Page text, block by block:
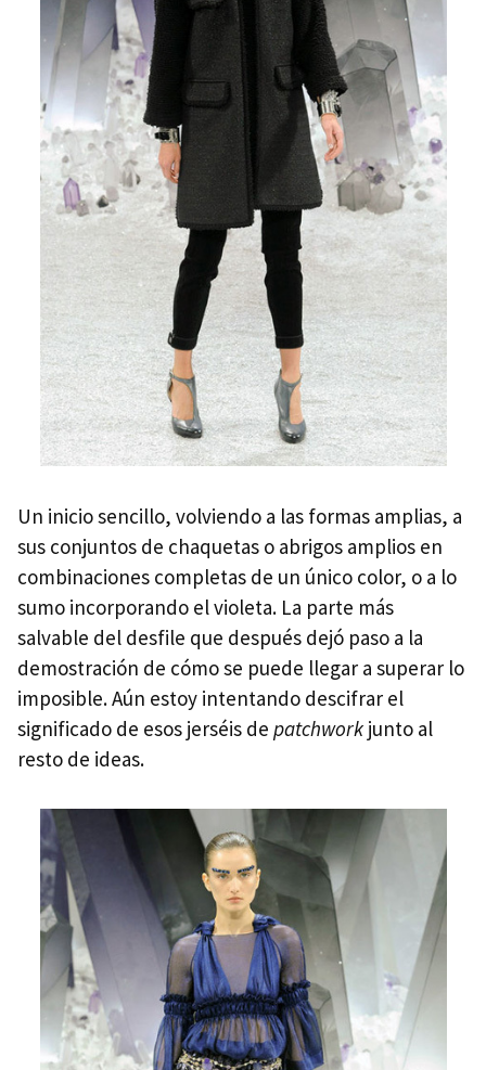
Un inicio sencillo, volviendo a las formas amplias, a
sus conjuntos de chaquetas o abrigos amplios en
combinaciones completas de un único color, o a lo
sumo incorporando el violeta. La parte más
salvable del desfile que después dejó paso a la
demostración de cómo se puede llegar a superar lo
imposible. Aún estoy intentando descifrar el
significado de esos jerséis de patchwork junto al
resto de ideas.